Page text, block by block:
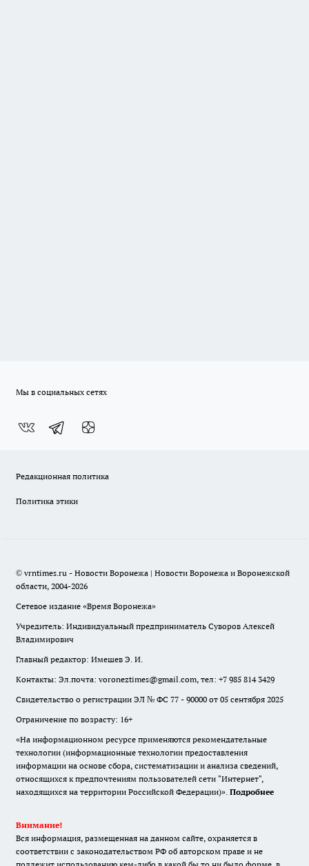
Мы в социальных сетях
Редакционная политика
Политика этики
© vrntimes.ru - Новости Воронежа | Новости Воронежа и Воронежской
области, 2004-2026
Сетевое издание «Время Воронежа»
Учредитель: Индивидуальный предприниматель Суворов Алексей
Владимирович
Главный редактор: Имешев Э. И.
Контакты: Эл.почта: voroneztimes@gmail.com, тел: +7 985 814 3429
Свидетельство о регистрации ЭЛ № ФС 77 - 90000 от 05 сентября 2025
Ограничение по возрасту: 16+
«На информационном ресурсе применяются рекомендательные
технологии (информационные технологии предоставления
информации на основе сбора, систематизации и анализа сведений,
относящихся к предпочтениям пользователей сети "Интернет",
находящихся на территории Российской Федерации)». Подробнее
Внимание!
Вся информация, размещенная на данном сайте, охраняется в
соответствии с законодательством РФ об авторском праве и не